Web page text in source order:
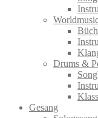
Drums &
Gesang